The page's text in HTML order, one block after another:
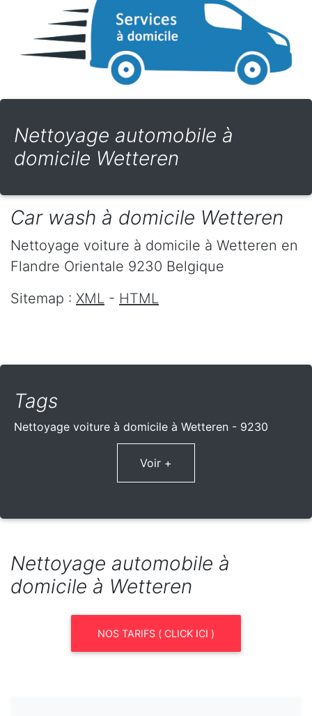
Nettoyage automobile à
domicile Wetteren
Car wash à domicile Wetteren
Nettoyage voiture à domicile à Wetteren en
Flandre Orientale 9230 Belgique
Sitemap : XML - HTML
Tags
Nettoyage voiture à domicile à Wetteren - 9230
Voir +
Nettoyage automobile à
domicile à Wetteren
NOS TARIFS ( CLICK ICI )